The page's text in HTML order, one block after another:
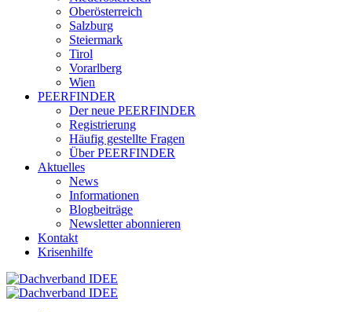
Oberösterreich
Salzburg
Steiermark
Tirol
Vorarlberg
Wien
PEERFINDER
Der neue PEERFINDER
Registrierung
Häufig gestellte Fragen
Über PEERFINDER
Aktuelles
News
Informationen
Blogbeiträge
Newsletter abonnieren
Kontakt
Krisenhilfe